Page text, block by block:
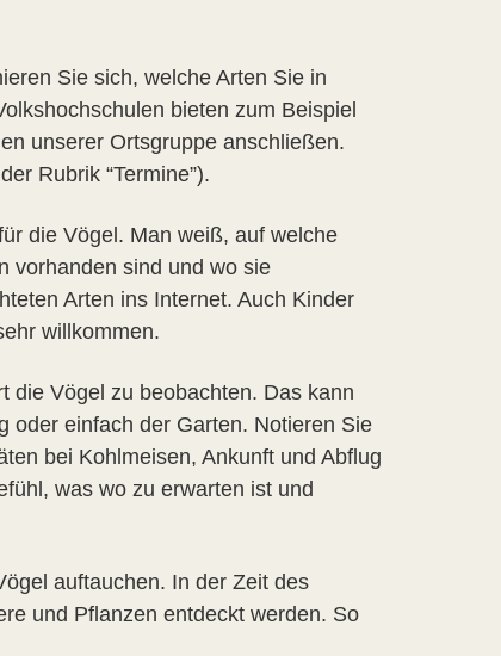
Sie sich, welche Arten Sie in
bieten zum Beispiel
unserer Ortsgruppe anschließen.
Rubrik “Termine”).
die Vögel. Man weiß, auf welche
vorhanden sind und wo sie
Arten ins Internet. Auch Kinder
willkommen.
die Vögel zu beobachten. Das kann
oder einfach der Garten. Notieren Sie
bei Kohlmeisen, Ankunft und Abflug
was wo zu erwarten ist und
auftauchen. In der Zeit des
und Pflanzen entdeckt werden. So